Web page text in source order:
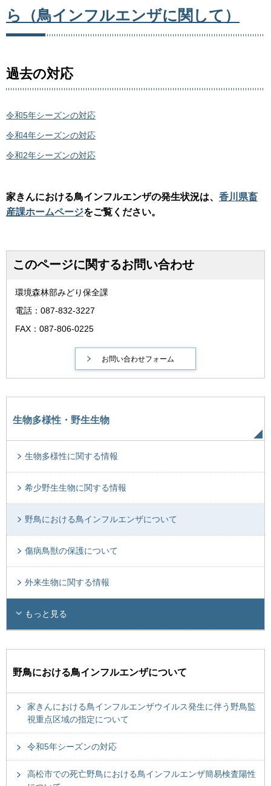
ら（鳥インフルエンザに関して）
過去の対応
令和5年シーズンの対応
令和4年シーズンの対応
令和2年シーズンの対応
家きんにおける鳥インフルエンザの発生状況は、 香川県畜
産課ホームページをご覧ください。
このページに関するお問い合わせ
環境森林部みどり保全課
電話：087-832-3227
FAX：087-806-0225
生物多様性・野生生物
生物多様性に関する情報
希少野生生物に関する情報
野鳥における鳥インフルエンザについて
傷病鳥獣の保護について
外来生物に関する情報
もっと見る
野鳥における鳥インフルエンザについて
家きんにおける鳥インフルエンザウイルス発生に伴う野鳥監
視重点区域の指定について
令和5年シーズンの対応
高松市での死亡野鳥における鳥インフルエンザ簡易検査陽性